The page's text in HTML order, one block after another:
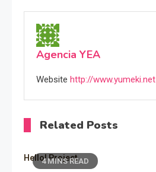
Agencia YEA
Website http://www.yumeki.net
Related Posts
4 MINS READ
Hello! Project